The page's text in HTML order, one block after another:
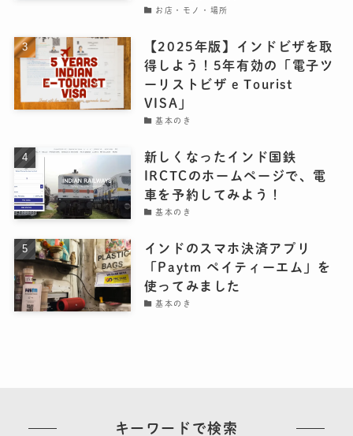
お店・モノ・場所
【2025年版】インドビザを取
得しよう！5年有効の「電子ツ
ーリストビザ e Tourist
VISA」
基本のき
新しくなったインド国鉄
IRCTCのホームページで、電
車を予約してみよう！
基本のき
インドのスマホ決済アプリ
「Paytm ペイティーエム」を
使ってみました
基本のき
キーワードで検索